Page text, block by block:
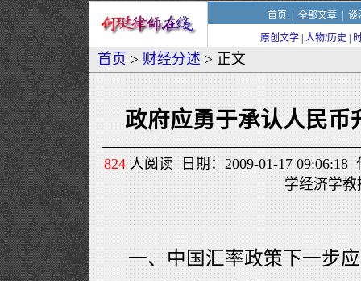
首页 全部文章| 谈
原创文学 人物/历史
首页 > 财经分述 > 正文
政府应勇于承认人民币
824人阅读 日期：2009-01-17 09:06:18
学经济学教
一、中国汇率政策下一步